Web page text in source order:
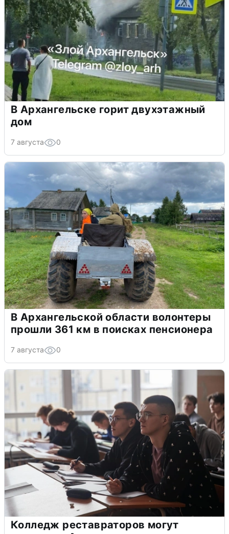
В Архангельске горит двухэтажный
дом
7 августа 0
В Архангельской области волонтеры
прошли 361 км в поисках пенсионера
7 августа 0
Колледж реставраторов могут